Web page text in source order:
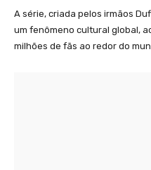
A série, criada pelos irmãos
um fenômeno cultural global,
milhões de fãs ao redor do